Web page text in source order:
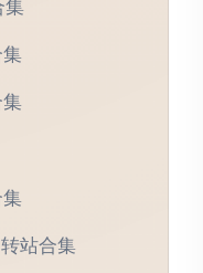
集
站合集